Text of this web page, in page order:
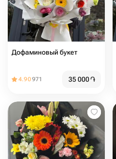
Дофаминовый букет
4.90971 35 000֏